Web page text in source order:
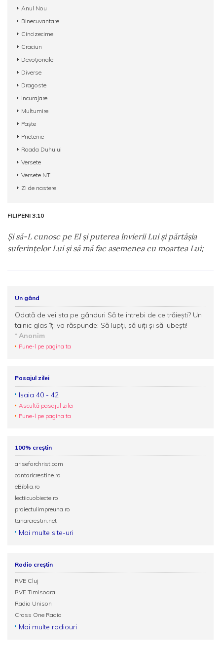
Anul Nou
Binecuvantare
Cincizecime
Craciun
Devoționale
Diverse
Dragoste
Incurajare
Multumire
Paște
Prietenie
Roada Duhului
Versete
Versete NT
Zi de nastere
FILIPENI 3:10
Şi să-L cunosc pe El şi puterea învierii Lui şi părtăşia
suferinţelor Lui şi să mă fac asemenea cu moartea Lui;
Un gând
Odată de vei sta pe gânduri Să te intrebi de ce trăieşti? Un
tainic glas îţi va răspunde: Să lupţi, să uiţi şi să iubeşti!
Anonim
Pune-l pe pagina ta
Pasajul zilei
Isaia 40 - 42
Ascultă pasajul zilei
Pune-l pe pagina ta
100% creștin
ariseforchrist.com
cantaricrestine.ro
eBiblia.ro
lectiicuobiecte.ro
proiectulimpreuna.ro
tanarcrestin.net
Mai multe site-uri
Radio creștin
RVE Cluj
RVE Timisoara
Radio Unison
Cross One Radio
Mai multe radiouri